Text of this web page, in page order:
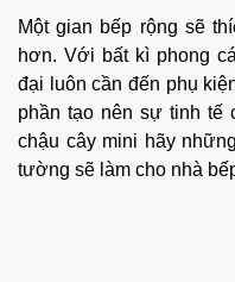
Một gian bếp rộng sẽ
hơn. Với bất kì phong
đại luôn cần đến phụ
phần tạo nên sự tinh tế
chậu cây mini hãy
tường sẽ làm cho nhà